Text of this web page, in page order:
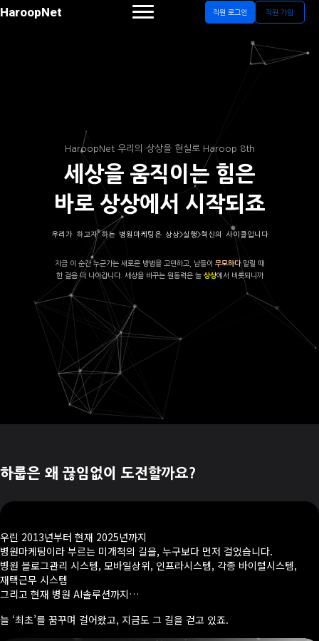
HaroopNet 직원 로그인 직원 가입
HaroopNet 우리의 상상을 현실로 Haroop 8th
세상을 움직이는 힘은
바로 상상에서 시작되죠
우리가 하고자 하는 병원마케팅은 상상>실행>혁신의 사이클입니다
지금 이 순간 누군가는 새로운 방법을 고민하고, 남들이 무모하다말릴 때
한 걸음 더 나아갑니다. 세상을 바꾸는 원동력은 늘 상상에서 비롯되니까
하룹은 왜 끊임없이 도전할까요?
우린 2013년부터 현재 2025년까지
병원마케팅이라 부르는 미개척의 길을, 누구보다 먼저 걸었습니다.
병원 블로그관리 시스템, 모바일상위, 인프라시스템, 각종 바이럴시스템,
재택근무 시스템
그리고 현재 병원 AI솔루션까지…
늘 ‘최초’를 꿈꾸며 걸어왔고, 지금도 그 길을 걷고 있죠.